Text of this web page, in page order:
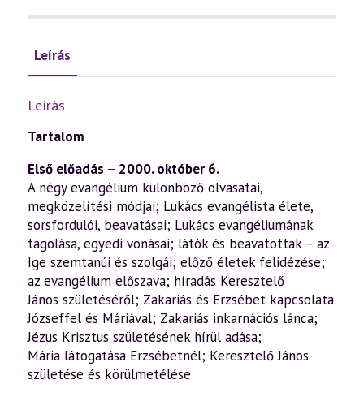
Leírás
Leírás
Tartalom
Első előadás – 2000. október 6.
A négy evangélium különböző olvasatai,
megközelítési módjai; Lukács evangélista élete,
sorsfordulói, beavatásai; Lukács evangéliumának
tagolása, egyedi vonásai; látók és beavatottak – az
Ige szemtanúi és szolgái; előző életek felidézése;
az evangélium előszava; híradás Keresztelő
János születéséről; Zakariás és Erzsébet kapcsolata
Józseffel és Máriával; Zakariás inkarnációs lánca;
Jézus Krisztus születésének hírül adása;
Mária látogatása Erzsébetnél; Keresztelő János
születése és körülmetélése